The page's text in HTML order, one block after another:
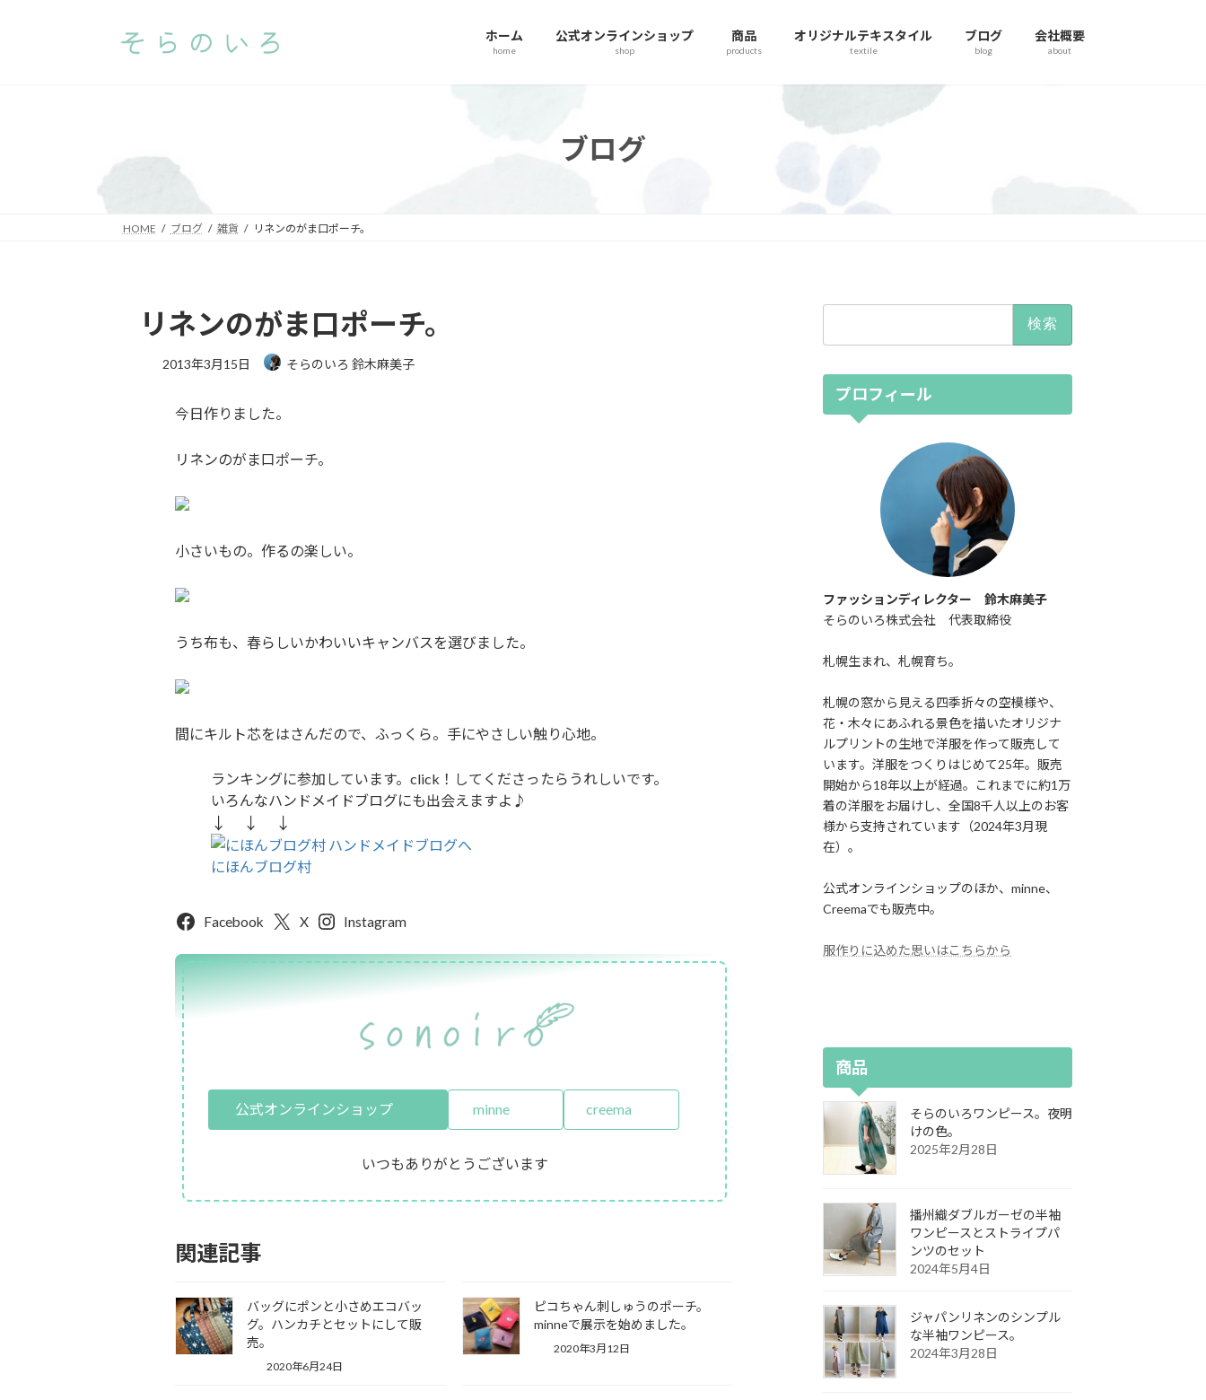
ホーム
home
公式オンラインショップ
shop
商品
products
オリジナルテキスタイル
textile
ブログ
blog
会社概要
about
ブログ
HOME ブログ 雑貨 リネンのがま口ポーチ。
リネンのがま口ポーチ。
2013年3月15日 そらのいろ 鈴木麻美子
今日作りました。
リネンのがま口ポーチ。
小さいもの。作るの楽しい。
うち布も、春らしいかわいいキャンバスを選びました。
間にキルト芯をはさんだので、ふっくら。手にやさしい触り心地。
ランキングに参加しています。click！してくださったらうれしいです。
いろんなハンドメイドブログにも出会えますよ♪
↓ ↓ ↓
にほんブログ村
Facebook X Instagram
公式オンラインショップ minne creema
いつもありがとうございます
関連記事
バッグにポンと小さめエコバッ
グ。ハンカチとセットにして販
売。
2020年6月24日
ピコちゃん刺しゅうのポーチ。
minneで展示を始めました。
2020年3月12日
プロフィール
ファッションディレクター 鈴木麻美子
そらのいろ株式会社 代表取締役
札幌生まれ、札幌育ち。
札幌の窓から見える四季折々の空模様や、
花・木々にあふれる景色を描いたオリジナ
ルプリントの生地で洋服を作って販売して
います。洋服をつくりはじめて25年。販売
開始から18年以上が経過。これまでに約1万
着の洋服をお届けし、全国8千人以上のお客
様から支持されています（2024年3月現
在）。
公式オンラインショップのほか、minne、
Creemaでも販売中。
服作りに込めた思いはこちらから
商品
そらのいろワンピース。夜明
けの色。
2025年2月28日
播州織ダブルガーゼの半袖
ワンピースとストライプパ
ンツのセット
2024年5月4日
ジャパンリネンのシンプル
な半袖ワンピース。
2024年3月28日